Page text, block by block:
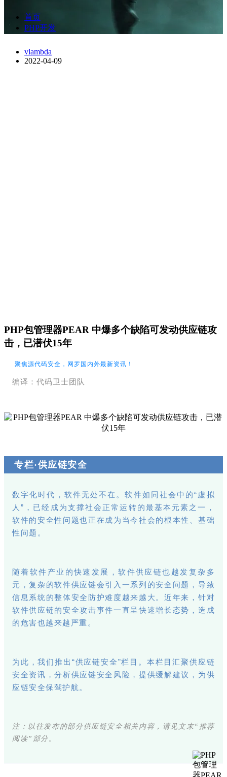
首页
PHP开发
vlambda
2022-04-09
PHP包管理器PEAR 中爆多个缺陷可发动供应链攻
击，已潜伏15年
聚焦源代码安全，网罗国内外最新资讯！
编译：代码卫士团队
专栏·供应链安全
数字化时代，软件无处不在。软件如同社会中的“虚拟
人”，已经成为支撑社会正常运转的最基本元素之一，
软件的安全性问题也正在成为当今社会的根本性、基础
性问题。
随着软件产业的快速发展，软件供应链也越发复杂多
元，复杂的软件供应链会引入一系列的安全问题，导致
信息系统的整体安全防护难度越来越大。近年来，针对
软件供应链的安全攻击事件一直呈快速增长态势，造成
的危害也越来越严重。
为此，我们推出“供应链安全”栏目。本栏目汇聚供应链
安全资讯，分析供应链安全风险，提供缓解建议，为供
应链安全保驾护航。
注：以往发布的部分供应链安全相关内容，请见文末“推荐
阅读”部分。